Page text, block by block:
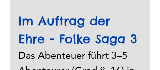
Im Auftrag der
Ehre - Folke Saga 3
Das Abenteuer führt 3–5